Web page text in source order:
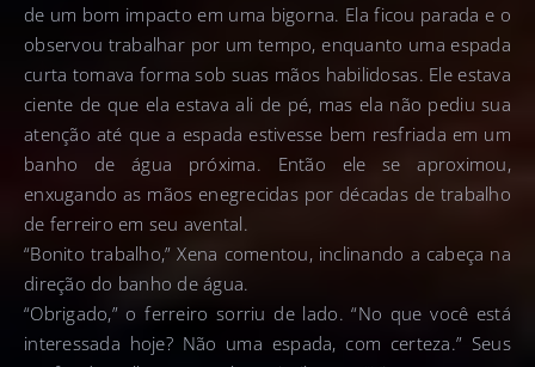
de um bom impacto em uma bigorna. Ela ficou parada e o
observou trabalhar por um tempo, enquanto uma espada
curta tomava forma sob suas mãos habilidosas. Ele estava
ciente de que ela estava ali de pé, mas ela não pediu sua
atenção até que a espada estivesse bem resfriada em um
banho de água próxima. Então ele se aproximou,
enxugando as mãos enegrecidas por décadas de trabalho
de ferreiro em seu avental.
“Bonito trabalho,” Xena comentou, inclinando a cabeça na
direção do banho de água.
“Obrigado,” o ferreiro sorriu de lado. “No que você está
interessada hoje? Não uma espada, com certeza.” Seus